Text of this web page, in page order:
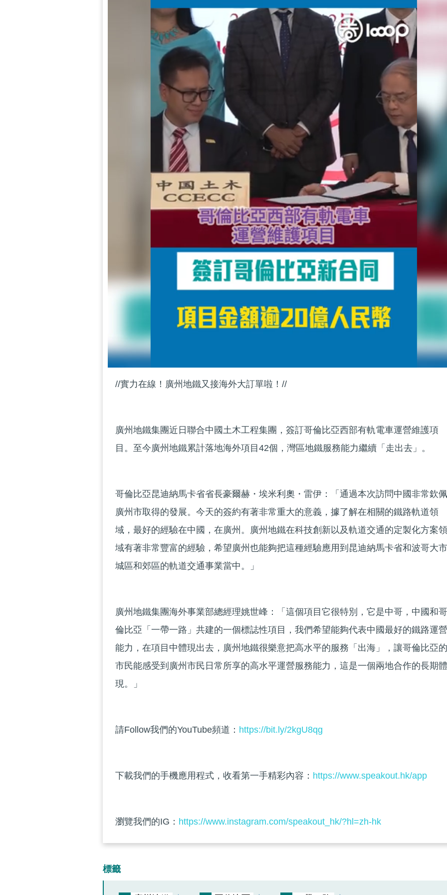
//實力在線！廣州地鐵又接海外大訂單啦！//
廣州地鐵集團近日聯合中國土木工程集團，簽訂哥倫比亞西部有軌電車運營維護項
目。至今廣州地鐵累計落地海外項目42個，灣區地鐵服務能力繼續「走出去」。
哥倫比亞昆迪納馬卡省省長豪爾赫・埃米利奧・雷伊：「通過本次訪問中國非常欽佩
廣州市取得的發展。今天的簽約有著非常重大的意義，據了解在相關的鐵路軌道領
域，最好的經驗在中國，在廣州。廣州地鐵在科技創新以及軌道交通的定製化方案領
域有著非常豐富的經驗，希望廣州也能夠把這種經驗應用到昆迪納馬卡省和波哥大市
城區和郊區的軌道交通事業當中。」
廣州地鐵集團海外事業部總經理姚世峰：「這個項目它很特別，它是中哥，中國和哥
倫比亞「一帶一路」共建的一個標誌性項目，我們希望能夠代表中國最好的鐵路運營
能力，在項目中體現出去，廣州地鐵很樂意把高水平的服務「出海」，讓哥倫比亞的
市民能感受到廣州市民日常所享的高水平運營服務能力，這是一個兩地合作的長期體
現。」
請Follow我們的YouTube頻道： https://bit.ly/2kgU8qg
下載我們的手機應用程式，收看第一手精彩內容： https://www.speakout.hk/app
瀏覽我們的IG： https://www.instagram.com/speakout_hk/?hl=zh-hk
標籤